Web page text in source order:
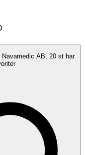
AB, 20 st har